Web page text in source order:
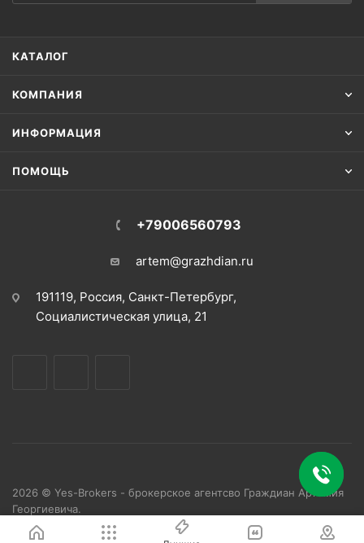
КАТАЛОГ
КОМПАНИЯ
ИНФОРМАЦИЯ
ПОМОЩЬ
+79006560793
artem@grazhdian.ru
191119, Россия, Санкт-Петербург,
Социалистическая улица, 21
2026 © Yes-Brokers - брокерское агентсво Граждиан Артемия
Георгиевича.
Все права защищены.